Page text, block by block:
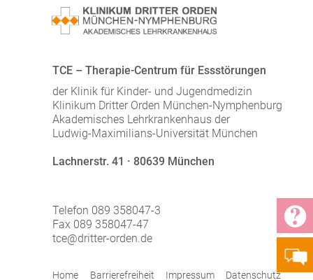
TCE – Therapie-Centrum für Essstörungen
der Klinik für Kinder- und Jugendmedizin
Klinikum Dritter Orden München-Nymphenburg
Akademisches Lehrkrankenhaus der
Ludwig-Maximilians-Universität München
Lachnerstr. 41 · 80639 München
Telefon 089 358047-3
Fax 089 358047-47
tce@dritter-orden.de
Home Barrierefreiheit Impressum Datenschutz